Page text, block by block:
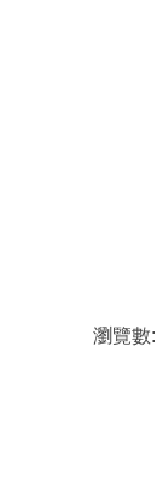
瀏覽數: